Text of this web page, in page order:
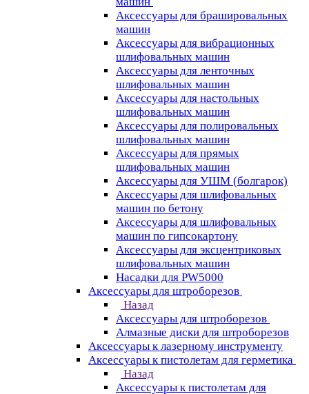
Аксессуары для брашировальных
машин
Аксессуары для вибрационных
шлифовальных машин
Аксессуары для ленточных
шлифовальных машин
Аксессуары для настольных
шлифовальных машин
Аксессуары для полировальных
шлифовальных машин
Аксессуары для прямых
шлифовальных машин
Аксессуары для УШМ (болгарок)
Аксессуары для шлифовальных
машин по бетону
Аксессуары для шлифовальных
машин по гипсокартону
Аксессуары для эксцентриковых
шлифовальных машин
Насадки для PW5000
Аксессуары для штроборезов
Назад
Аксессуары для штроборезов
Алмазные диски для штроборезов
Аксессуары к лазерному инструменту
Аксессуары к пистолетам для герметика
Назад
Аксессуары к пистолетам для